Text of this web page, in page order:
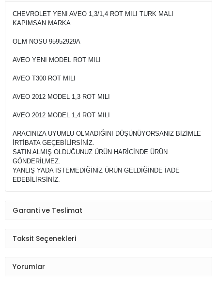
CHEVROLET YENI AVEO 1,3/1,4 ROT MILI TURK MALI
KAPIMSAN MARKA
OEM NOSU 95952929A
AVEO YENI MODEL ROT MILI
AVEO T300 ROT MILI
AVEO 2012 MODEL 1,3 ROT MILI
AVEO 2012 MODEL 1,4 ROT MILI
ARACINIZA UYUMLU OLMADIĞINI DÜŞÜNÜYORSANIZ BİZİMLE
İRTİBATA GEÇEBİLİRSİNİZ.
SATIN ALMIŞ OLDUĞUNUZ ÜRÜN HARİCİNDE ÜRÜN
GÖNDERİLMEZ.
YANLIŞ YADA İSTEMEDİĞİNİZ ÜRÜN GELDİĞİNDE İADE
EDEBİLİRSİNİZ.
Garanti ve Teslimat
Taksit Seçenekleri
Yorumlar